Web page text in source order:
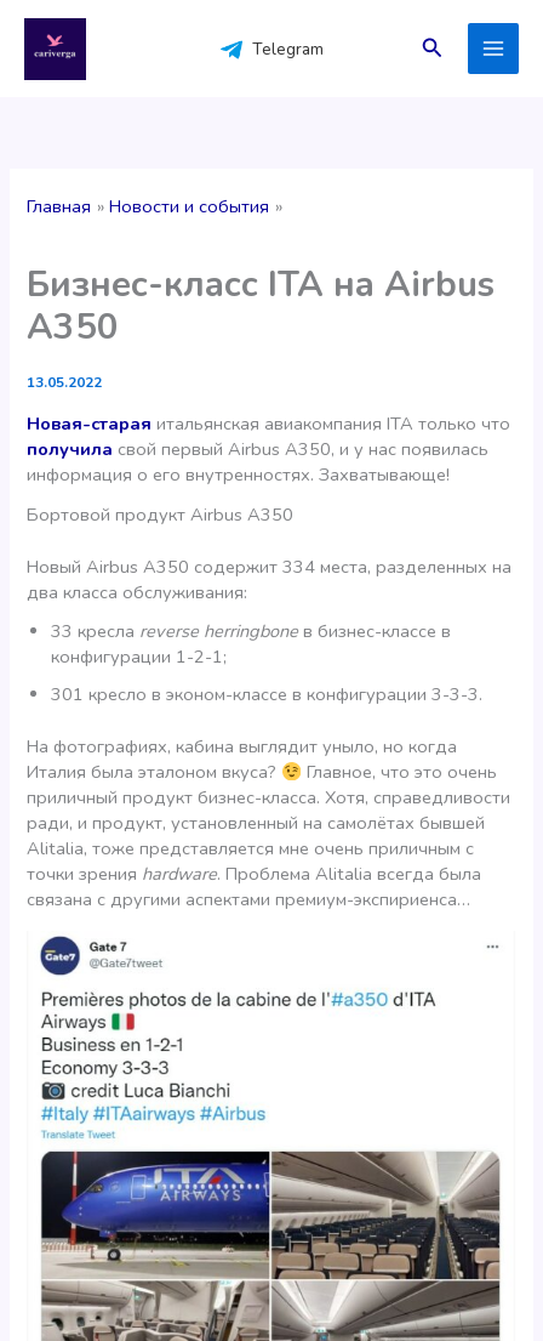
содержимому
Telegram Поиск
Главная Новости и события
Бизнес-класс ITA на Airbus
A350
13.05.2022
Новая-старая итальянская авиакомпания ITA только что
получила свой первый Airbus A350, и у нас появилась
информация о его внутренностях. Захватывающе!
Бортовой продукт Airbus A350
Новый Airbus A350 содержит 334 места, разделенных на
два класса обслуживания:
33 кресла reverse herringbone в бизнес-классе в
конфигурации 1-2-1;
301 кресло в эконом-классе в конфигурации 3-3-3.
На фотографиях, кабина выглядит уныло, но когда
Италия была эталоном вкуса?
Главное, что это очень
приличный продукт бизнес-класса. Хотя, справедливости
ради, и продукт, установленный на самолётах бывшей
Alitalia, тоже представляется мне очень приличным с
точки зрения hardware. Проблема Alitalia всегда была
связана с другими аспектами премиум-экспириенса…